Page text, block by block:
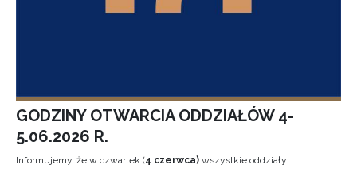
GODZINY OTWARCIA ODDZIAŁÓW 4-
5.06.2026 R.
Informujemy, że w czwartek (4 czerwca) wszystkie oddziały